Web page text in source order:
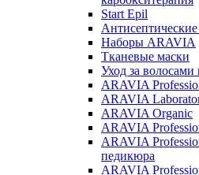
Start Epil
Антисептические
Наборы ARAVIA
Тканевые маски
Уход за
ARAVIA
ARAVIA
ARAVIA Organic
ARAVIA
ARAVIA
педикюра
ARAVIA